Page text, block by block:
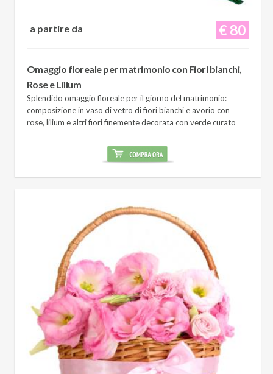
€ 80
a partire da
Omaggio floreale per matrimonio con Fiori bianchi,
Rose e Lilium
Splendido omaggio floreale per il giorno del matrimonio:
composizione in vaso di vetro di fiori bianchi e avorio con
rose, lilium e altri fiori finemente decorata con verde curato